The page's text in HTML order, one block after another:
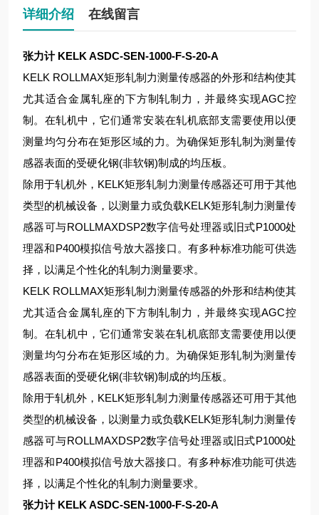
详细介绍 在线留言
张力计 KELK ASDC-SEN-1000-F-S-20-A
KELK ROLLMAX矩形轧制力测量传感器的外形和结构使其
尤其适合金属轧座的下方制轧制力，并最终实现AGC控
制。在轧机中，它们通常安装在轧机底部支需要使用以便
测量均匀分布在矩形区域的力。为确保矩形轧制为测量传
感器表面的受硬化钢(非软钢)制成的均压板。
除用于轧机外，KELK矩形轧制力测量传感器还可用于其他
类型的机械设备，以测量力或负载KELK矩形轧制力测量传
感器可与ROLLMAXDSP2数字信号处理器或旧式P1000处
理器和P400模拟信号放大器接口。有多种标准功能可供选
择，以满足个性化的轧制力测量要求。
KELK ROLLMAX矩形轧制力测量传感器的外形和结构使其
尤其适合金属轧座的下方制轧制力，并最终实现AGC控
制。在轧机中，它们通常安装在轧机底部支需要使用以便
测量均匀分布在矩形区域的力。为确保矩形轧制为测量传
感器表面的受硬化钢(非软钢)制成的均压板。
除用于轧机外，KELK矩形轧制力测量传感器还可用于其他
类型的机械设备，以测量力或负载KELK矩形轧制力测量传
感器可与ROLLMAXDSP2数字信号处理器或旧式P1000处
理器和P400模拟信号放大器接口。有多种标准功能可供选
择，以满足个性化的轧制力测量要求。
张力计 KELK ASDC-SEN-1000-F-S-20-A